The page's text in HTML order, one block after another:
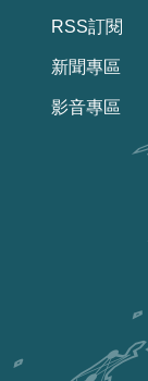
RSS訂閱
新聞專區
影音專區